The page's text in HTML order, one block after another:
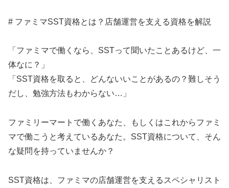
# ファミマSST資格とは？店舗運営を支える資格を解説
「ファミマで働くなら、SSTって聞いたことあるけど、一
体なに？」
「SST資格を取ると、どんないいことがあるの？難しそう
だし、勉強方法もわからない…」
ファミリーマートで働くあなた、もしくはこれからファミ
マで働こうと考えているあなた。SST資格について、そん
な疑問を持っていませんか？
SST資格は、ファミマの店舗運営を支えるスペシャリスト